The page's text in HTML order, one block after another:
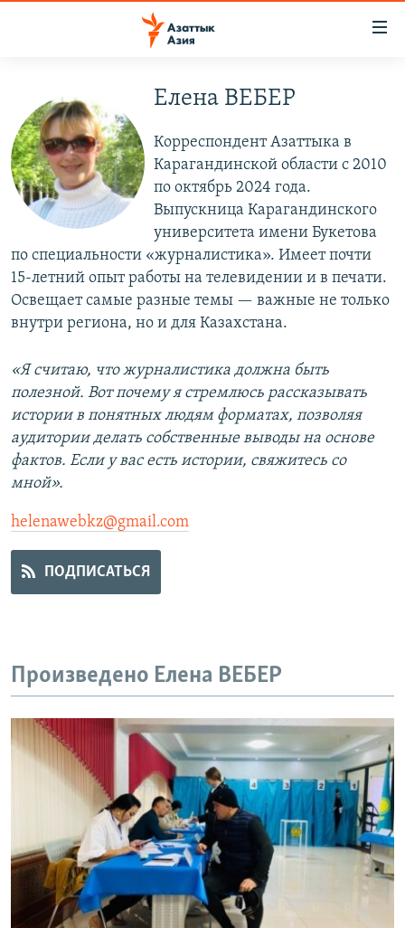
основному
содержанию
Вернутся
главной
навигации
Вернутся
поиску
ЦЕНТРАЛЬНАЯ АЗИЯ
КАЗАХСТАН
КЫРГЫЗСТАН
УЗБЕКИСТАН
ТАДЖИКИСТАН
НОВОСТИ
ВОЙНА В УКРАИНЕ
НА ДРУГИХ ЯЗЫКАХ
ҚАЗАҚША
КЫРГЫЗЧА
ТОҶИКӢ
ПОДПИШИТЕСЬ НА НАС В СОЦСЕТЯХ
Все сайты РСЕ/РС
Елена ВЕБЕР
Корреспондент Азаттыка в
Карагандинской области с 2010
по октябрь 2024 года.
Выпускница Карагандинского
университета имени Букетова
по специальности «журналистика». Имеет почти
15-летний опыт работы на телевидении и в печати.
Освещает самые разные темы — важные не только
внутри региона, но и для Казахстана.
«Я считаю, что журналистика должна быть
полезной. Вот почему я стремлюсь рассказывать
истории в понятных людям форматах, позволяя
аудитории делать собственные выводы на основе
фактов. Если у вас есть истории, свяжитесь со
мной».
helenawebkz@gmail.com
ПОДПИСАТЬСЯ
Произведено Елена ВЕБЕР